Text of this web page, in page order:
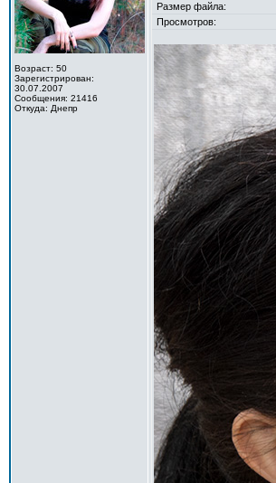
Возраст: 50
Зарегистрирован:
30.07.2007
Сообщения: 21416
Откуда: Днепр
Размер файла:
Просмотров: